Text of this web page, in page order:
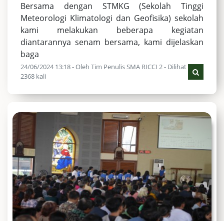
Bersama dengan STMKG (Sekolah Tinggi
Meteorologi Klimatologi dan Geofisika) sekolah
kami melakukan beberapa kegiatan
diantarannya senam bersama, kami dijelaskan
baga
24/06/2024 13:18 - Oleh Tim Penulis SMA RICCI 2 - Dilihat
2368 kali